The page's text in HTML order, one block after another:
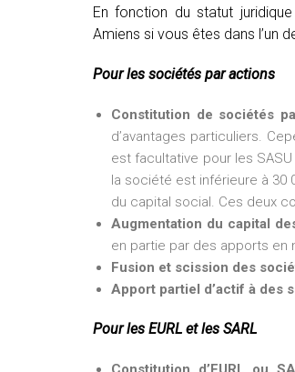
En fonction du statut
Amiens si vous êtes dans l’un
Pour les sociétés par actions
Constitution de sociétés
d’avantages particuliers.
est facultative pour les
la société est inférieure à 30
du capital social. Ces deux
Augmentation du capital
en partie par des apports en
Fusion et scission des
Apport partiel d’actif à des
Pour les EURL et les SARL